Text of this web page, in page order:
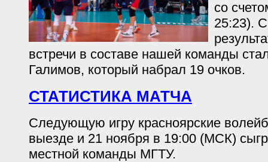
со
25:23).
встречи в составе нашей команды
Галимов, который набрал 19 очков.
СТАТИСТИКА МАТЧА
Следующую игру красноярские
выезде и 21 ноября в 19:00 (МСК)
местной команды МГТУ.